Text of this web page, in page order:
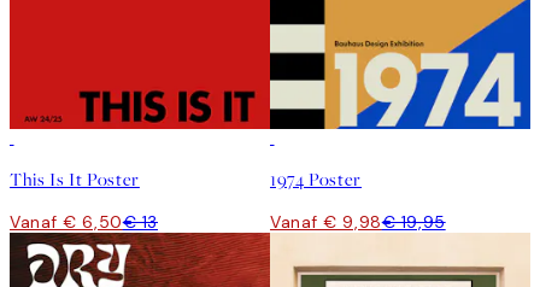
This Is It Poster
Vanaf € 6,50€ 13
1974 Poster
Vanaf € 9,98€ 19,95